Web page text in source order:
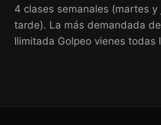
4 clases semanales (martes y
tarde). La más demandada
Ilimitada Golpeo vienes todas